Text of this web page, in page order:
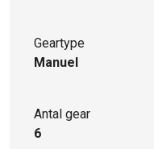
Geartype
Manuel
Antal gear
6